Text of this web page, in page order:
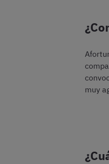
muy